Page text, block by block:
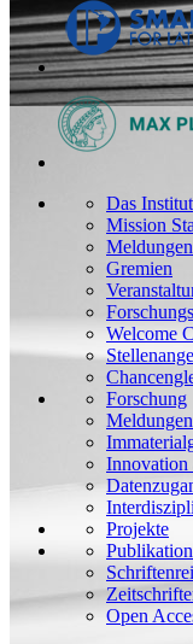
Das Institut
Mission
Gremien
Welcome
Forschung
Innovation
Projekte
Open